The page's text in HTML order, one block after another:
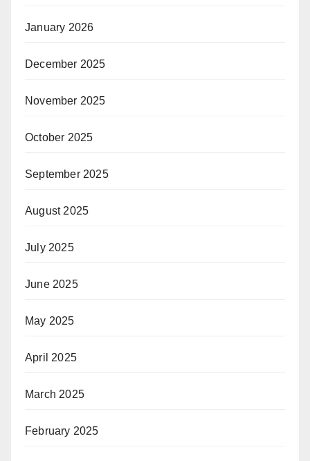
January 2026
December 2025
November 2025
October 2025
September 2025
August 2025
July 2025
June 2025
May 2025
April 2025
March 2025
February 2025